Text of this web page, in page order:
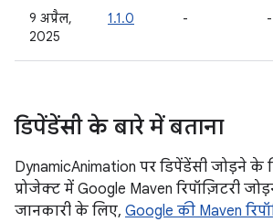
9 अप्रैल,
2025
1.1.0 - -
डिपेंडेंसी के बारे में बताना
DynamicAnimation पर डिपेंडेंसी जोड़ने
प्रोजेक्ट में Google Maven रिपॉज़िटरी
जानकारी के लिए, Google की Maven